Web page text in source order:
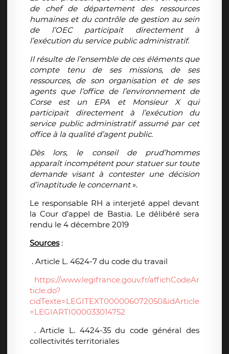
de chef de département des ressources
humaines et du contrôle de gestion au sein
de l’OEC participait directement à
l’exécution du service public administratif.
Il résulte de l’ensemble de ces éléments que
compte tenu de ses missions, de ses
ressources, de son organisation et de ses
agents que l’office de l’environnement de
Corse est un EPA et Monsieur X qui
participait directement à l’exécution du
service public administratif assumé par cet
office à la qualité d’agent public.
Dès lors, le conseil de prud’hommes
apparaît incompétent pour statuer sur toute
demande visant à contester une décision
d’inaptitude le concernant».
Le responsable RH a interjeté appel devant
la Cour d’appel de Bastia. Le délibéré sera
rendu le 4 décembre 2019
Sources:
. Article L. 4624-7 du code du travail
https://www.legifrance.gouv.fr/affichCodeAr
ticle.do?
cidTexte=LEGITEXT000006072050&idArticle
=LEGIARTI000033014752
. Article L. 4424-35 du code général des
collectivités territoriales